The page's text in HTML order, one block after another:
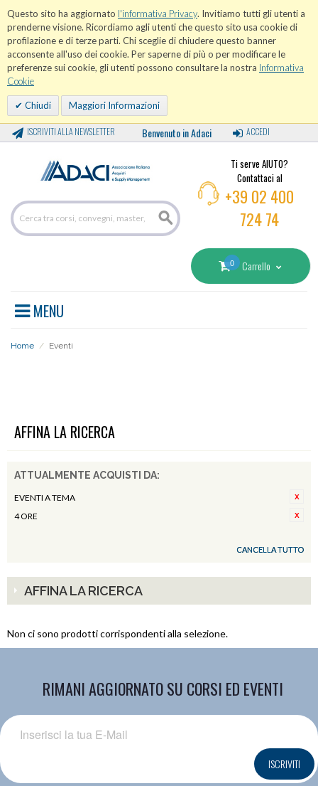
Questo sito ha aggiornato l'informativa Privacy. Invitiamo tutti gli utenti a
prenderne visione. Ricordiamo agli utenti che questo sito usa cookie di
profilazione e di terze parti. Chi sceglie di chiudere questo banner
acconsente all'uso dei cookie. Per saperne di più o per modificare le
preferenze sui cookie, gli utenti possono consultare la nostra Informativa
Cookie
Chiudi Maggiori Informazioni
ISCRIVITI ALLA NEWSLETTER Benvenuto in Adaci ACCEDI
Ti serve AIUTO?
Contattaci al
+39 02 400
724 74
0 Carrello
MENU
Home / Eventi
AFFINA LA RICERCA
ATTUALMENTE ACQUISTI DA:
EVENTI A TEMA
4 ORE
CANCELLA TUTTO
AFFINA LA RICERCA
Non ci sono prodotti corrispondenti alla selezione.
RIMANI AGGIORNATO SU CORSI ED EVENTI
ISCRIVITI